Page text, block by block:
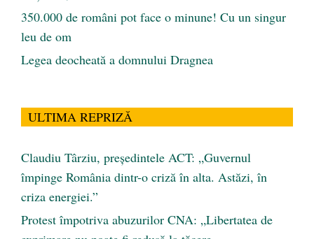
350.000 de români pot face o minune! Cu un singur
leu de om
Legea deocheată a domnului Dragnea
ULTIMA REPRIZĂ
Claudiu Târziu, președintele ACT: „Guvernul
împinge România dintr-o criză în alta. Astăzi, în
criza energiei.”
Protest împotriva abuzurilor CNA: „Libertatea de